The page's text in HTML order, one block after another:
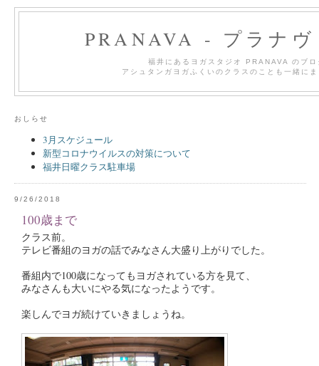
PRANAVA - プラナ
福井にあるヨガスタジオ PRANAVA のブロ
アシュタンガヨガふくいのクラスのことも一緒に
おしらせ
3月スケジュール
新型コロナウイルスの対策について
福井日曜クラス駐車場
9/26/2018
100歳まで
クラス前。
テレビ番組のヨガの話でみなさん大盛り上がりでした。
番組内で100歳になってもヨガされている方を見て、
みなさんも大いにやる気になったようです。
楽しんでヨガ続けていきましょうね。